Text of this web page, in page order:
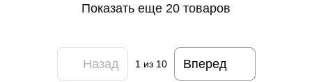
Показать еще 20 товаров
Назад 1из 10 Вперед